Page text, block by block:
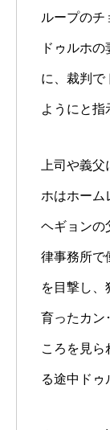
ループのチ
ドゥルホ
に、裁判で
ようにと指
上司や義
ホはホーム
ヘギョンの
律事務所で
を目撃し、
育ったカン
ころを見ら
る途中ドゥ